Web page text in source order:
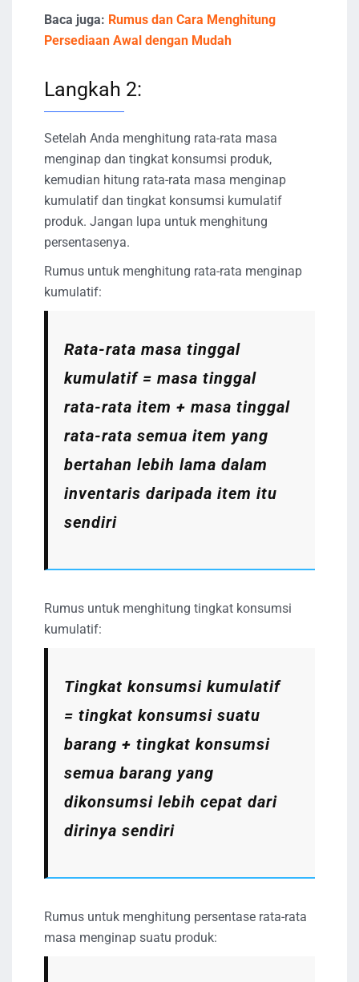
Baca juga: Rumus dan Cara Menghitung
Persediaan Awal dengan Mudah
Langkah 2:
Setelah Anda menghitung rata-rata masa
menginap dan tingkat konsumsi produk,
kemudian hitung rata-rata masa menginap
kumulatif dan tingkat konsumsi kumulatif
produk. Jangan lupa untuk menghitung
persentasenya.
Rumus untuk menghitung rata-rata menginap
kumulatif:
Rata-rata masa tinggal
kumulatif = masa tinggal
rata-rata item + masa tinggal
rata-rata semua item yang
bertahan lebih lama dalam
inventaris daripada item itu
sendiri
Rumus untuk menghitung tingkat konsumsi
kumulatif:
Tingkat konsumsi kumulatif
= tingkat konsumsi suatu
barang + tingkat konsumsi
semua barang yang
dikonsumsi lebih cepat dari
dirinya sendiri
Rumus untuk menghitung persentase rata-rata
masa menginap suatu produk: